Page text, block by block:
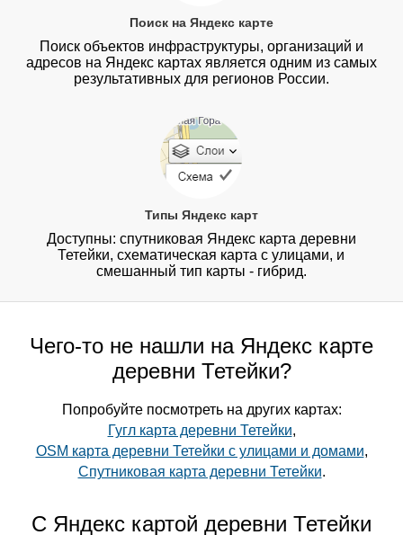
Поиск на Яндекс карте
Поиск объектов инфраструктуры, организаций и
адресов на Яндекс картах является одним из самых
результативных для регионов России.
Типы Яндекс карт
Доступны: спутниковая Яндекс карта деревни
Тетейки, схематическая карта с улицами, и
смешанный тип карты - гибрид.
Чего-то не нашли на Яндекс карте
деревни Тетейки?
Попробуйте посмотреть на других картах:
Гугл карта деревни Тетейки,
OSM карта деревни Тетейки с улицами и домами,
Спутниковая карта деревни Тетейки.
С Яндекс картой деревни Тетейки